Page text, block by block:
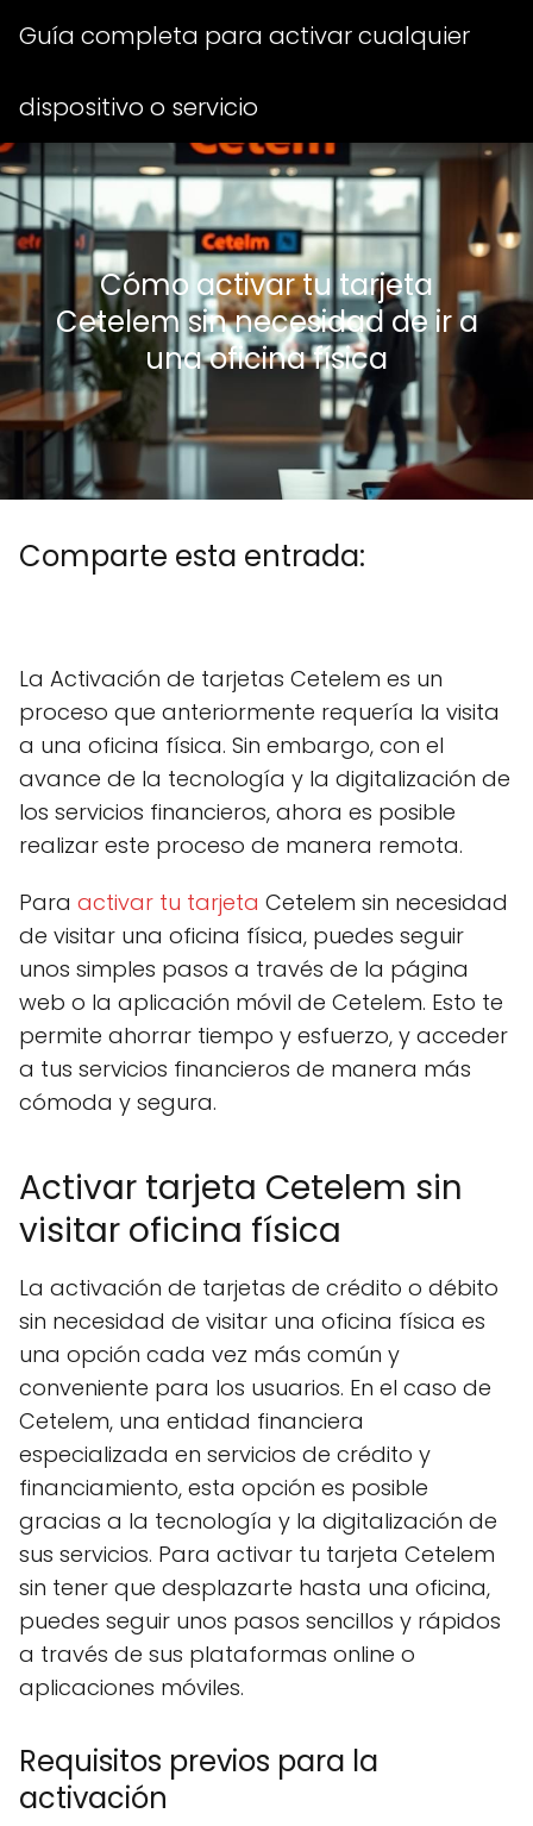
Guía completa para activar cualquier
dispositivo o servicio
Cómo activar tu tarjeta
Cetelem sin necesidad de ir a
una oficina física
Comparte esta entrada:
p
r
t
i
r
e
n
w
t
t
e
r
)
p
r
t
i
r
e
n
e
o
o
k
p
r
t
i
r
e
n
t
r
e
s
t
p
r
t
r
e
n
k
d
n
a
r
r
e
l
La Activación de tarjetas Cetelem es un
proceso que anteriormente requería la visita
a una oficina física. Sin embargo, con el
avance de la tecnología y la digitalización de
los servicios financieros, ahora es posible
realizar este proceso de manera remota.
Para activar tu tarjeta Cetelem sin necesidad
de visitar una oficina física, puedes seguir
unos simples pasos a través de la página
web o la aplicación móvil de Cetelem. Esto te
permite ahorrar tiempo y esfuerzo, y acceder
a tus servicios financieros de manera más
cómoda y segura.
Activar tarjeta Cetelem sin
visitar oficina física
La activación de tarjetas de crédito o débito
sin necesidad de visitar una oficina física es
una opción cada vez más común y
conveniente para los usuarios. En el caso de
Cetelem, una entidad financiera
especializada en servicios de crédito y
financiamiento, esta opción es posible
gracias a la tecnología y la digitalización de
sus servicios. Para activar tu tarjeta Cetelem
sin tener que desplazarte hasta una oficina,
puedes seguir unos pasos sencillos y rápidos
a través de sus plataformas online o
aplicaciones móviles.
Requisitos previos para la
activación